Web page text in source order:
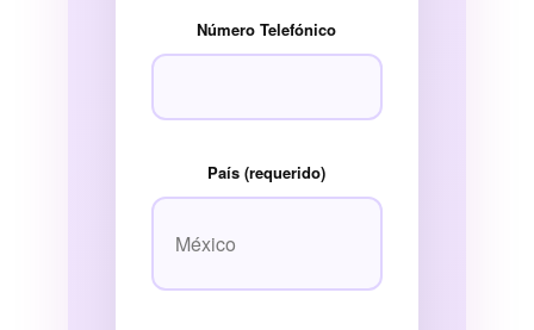
Número Telefónico
País (requerido)